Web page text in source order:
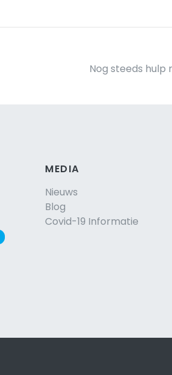
Nog steeds hulp
MEDIA
Nieuws
Blog
Covid-19 Informatie